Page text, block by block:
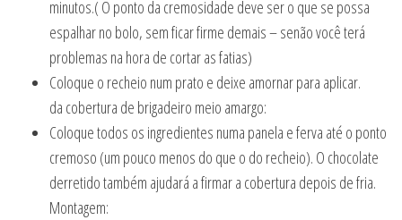
minutos.( O ponto da cremosidade deve ser o que se possa
espalhar no bolo, sem ficar firme demais – senão você terá
problemas na hora de cortar as fatias)
Coloque o recheio num prato e deixe amornar para aplicar.
da cobertura de brigadeiro meio amargo:
Coloque todos os ingredientes numa panela e ferva até o ponto
cremoso (um pouco menos do que o do recheio). O chocolate
derretido também ajudará a firmar a cobertura depois de fria.
Montagem: